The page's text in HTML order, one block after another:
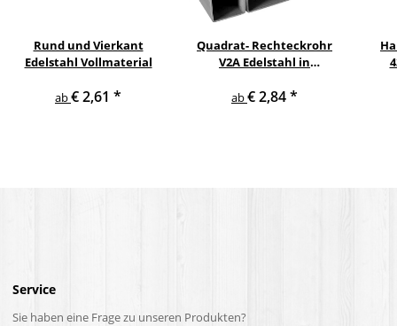
Rund und Vierkant
Edelstahl Vollmaterial
ab€ 2,61 *
Quadrat- Rechteckrohr
V2A Edelstahl in
Querschnitten und
ab€ 2,84*
Service
Sie haben eine Frage zu unseren Produkten?